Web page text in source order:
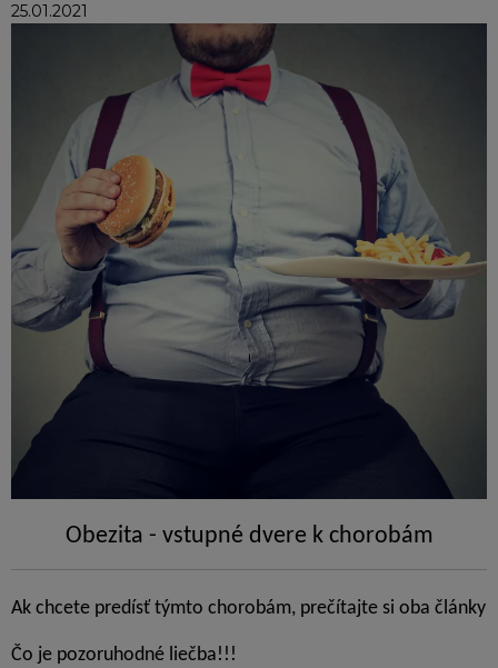
25.01.2021
Obezita - vstupné dvere k chorobám
Ak chcete predísť týmto chorobám, prečítajte si oba články
Čo je pozoruhodné liečba!!!